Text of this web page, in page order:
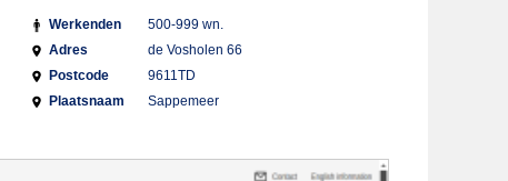
Werkenden
500-999 wn.
Adres
de Vosholen 66
Postcode
9611TD
Plaatsnaam
Sappemeer